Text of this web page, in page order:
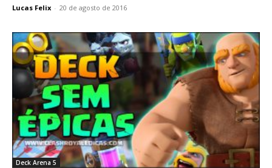
Lucas Felix - 20 de agosto de 2016
Deck Arena 5